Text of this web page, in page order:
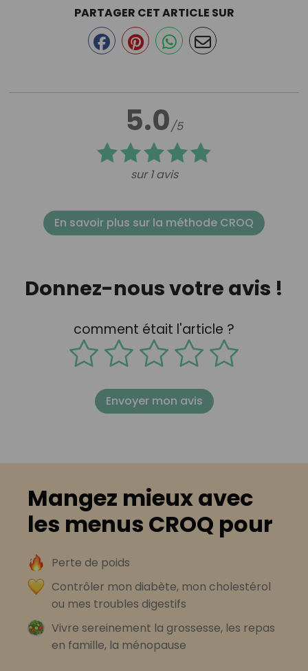
5.0/5
sur 1 avis
PARTAGER CET ARTICLE SUR
En savoir plus sur la méthode CROQ
Donnez-nous votre avis !
comment était l'article ?
Envoyer mon avis
Mangez mieux avec
les menus CROQ pour
Perte de poids
Contrôler mon diabète, mon cholestérol
ou mes troubles digestifs
Vivre sereinement la grossesse, les repas
en famille, la ménopause